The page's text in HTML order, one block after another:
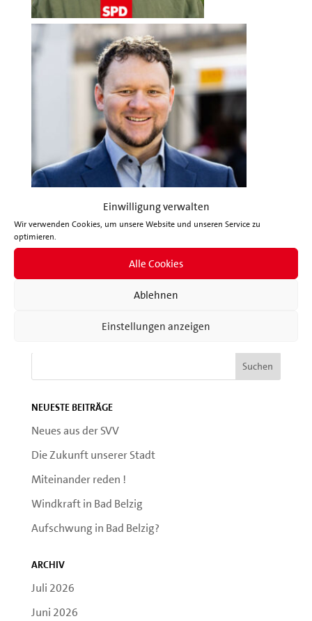
Einwilligung verwalten
Wir verwenden Cookies, um unsere Website und unseren Service zu
optimieren.
Alle Cookies
Ablehnen
Einstellungen anzeigen
Wann : Am 4.06.2026 von 16.30- 19.00 Uhr
Wo: Im Kulturzentrum Bad Belzig Weitzgrunder
Neueste Beiträge
Neues aus der SVV
Die Zukunft unserer Stadt
Miteinander reden !
Windkraft in Bad Belzig
Aufschwung in Bad Belzig?
Archiv
Juli 2026
Juni 2026